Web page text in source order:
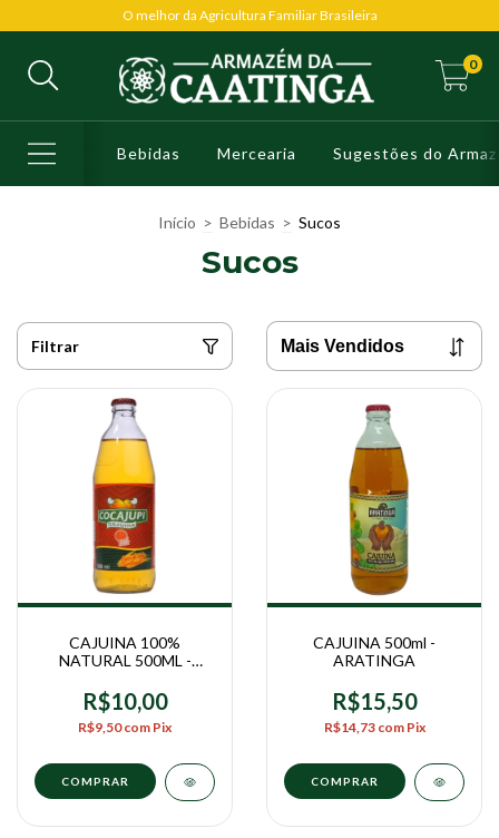
O melhor da Agricultura Familiar Brasileira
0
Bebidas Mercearia Sugestões do
Início > Bebidas > Sucos
Sucos
Filtrar
CAJUINA 100%
NATURAL 500ML -
R$10,00
R$9,50com Pix
CAJUINA 500ml -
ARATINGA
R$15,50
R$14,73 com Pix